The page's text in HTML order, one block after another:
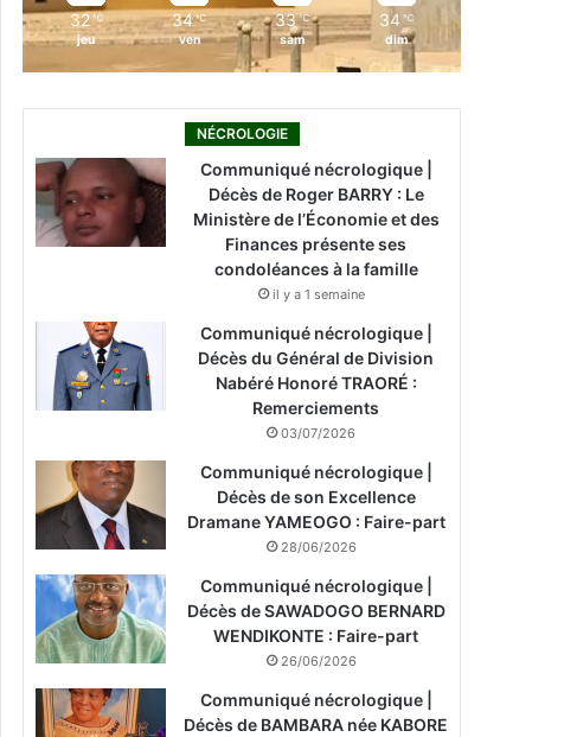
32 ℃
jeu
34 ℃
ven
33 ℃
sam
34 ℃
dim
NÉCROLOGIE
Communiqué nécrologique |
Décès de Roger BARRY : Le
Ministère de l’Économie et des
Finances présente ses
condoléances à la famille
il y a 1 semaine
Communiqué nécrologique |
Décès du Général de Division
Nabéré Honoré TRAORÉ :
Remerciements
03/07/2026
Communiqué nécrologique |
Décès de son Excellence
Dramane YAMEOGO : Faire-part
28/06/2026
Communiqué nécrologique |
Décès de SAWADOGO BERNARD
WENDIKONTE : Faire-part
26/06/2026
Communiqué nécrologique |
Décès de BAMBARA née KABORE